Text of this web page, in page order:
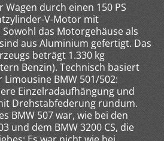
durch einen 150 PS
V-Motor mit
das Motorgehäuse als
aus Aluminium gefertigt. Das
beträgt 1.330 kg
Benzin). Technisch basiert
Limousine BMW 501/502:
Einzelradaufhängung und
Drehstabfederung rundum.
BMW 507 war, wie bei den
und dem BMW 3200 CS, die